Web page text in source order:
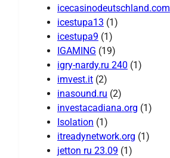
icecasinodeutschland.com
icestupa13 (1)
icestupa9 (1)
IGAMING (19)
igry-nardy.ru 240 (1)
imvest.it (2)
inasound.ru (2)
investacadiana.org (1)
Isolation (1)
itreadynetwork.org (1)
jetton ru 23.09 (1)